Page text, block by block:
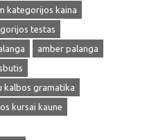
kategorijos kaina
testas
amber palanga
kalbos gramatika
kursai kaune